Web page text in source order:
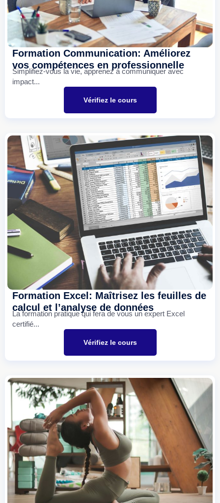
Formation Communication: Améliorez
vos compétences en professionnelle
Simplifiez-vous la vie, apprenez à communiquer avec
impact...
Vérifiez le cours
Formation Excel: Maîtrisez les feuilles de
calcul et l’analyse de données
La formation pratique qui fera de vous un expert Excel
certifié...
Vérifiez le cours